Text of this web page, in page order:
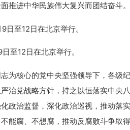
推进中华民族伟大复兴而团结奋斗。
日至12日在北京举行。
为核心的党中央坚强领导下，各级纪
治党战略方针，持之以恒落实中央八
政治监督，深化政治巡视，推动落实
能腐、不想腐，推动反腐败斗争取得